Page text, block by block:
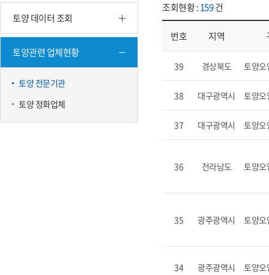
토양 데이터 조회
토양관련 업체현황
토양 전문기관
토양 정화업체
조회현황 :159건
번호 지역
39 경상북도 토양오
38 대구광역시 토양오
37 대구광역시 토양오
36 전라남도 토양오
35 광주광역시 토양오
34 광주광역시 토양오